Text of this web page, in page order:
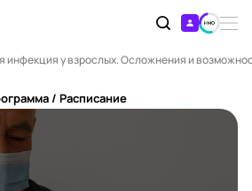
инфекция у взрослых. Осложнения и
/ Расписание